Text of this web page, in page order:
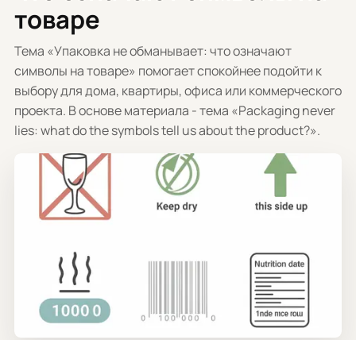
товаре
Тема «Упаковка не обманывает: что означают
символы на товаре» помогает спокойнее подойти к
выбору для дома, квартиры, офиса или коммерческого
проекта. В основе материала - тема «Packaging never
lies: what do the symbols tell us about the product?».